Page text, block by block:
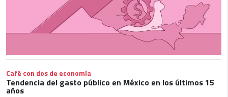
Café con dos de economía
Tendencia del gasto público en México en los últimos 15
años